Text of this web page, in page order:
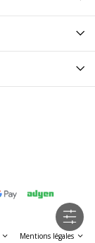
Mentions légales